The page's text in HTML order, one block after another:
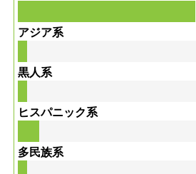
アジア系
黒人系
ヒスパニック系
多民族系